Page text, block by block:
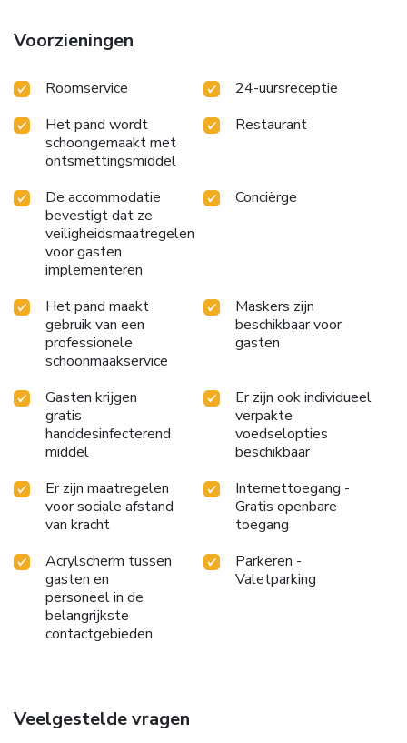
Various excellent meal offerings at hotel ensure that
enticing and easily accessible options are constantly
savor a variety of culinary styles at Hotel Rashmi, featuring
Voorzieningen
Roomservice
24-uursreceptie
Het pand wordt
schoongemaakt met
ontsmettingsmiddel
Restaurant
De accommodatie
bevestigt dat ze
veiligheidsmaatregelen
voor gasten
implementeren
Conciërge
Het pand maakt
gebruik van een
professionele
schoonmaakservice
Maskers zijn
beschikbaar voor
gasten
Gasten krijgen
gratis
handdesinfecterend
middel
Er zijn ook individueel
verpakte
voedselopties
beschikbaar
Er zijn maatregelen
voor sociale afstand
van kracht
Internettoegang -
Gratis openbare
toegang
Acrylscherm tussen
gasten en
personeel in de
belangrijkste
contactgebieden
Parkeren -
Valetparking
Veelgestelde vragen